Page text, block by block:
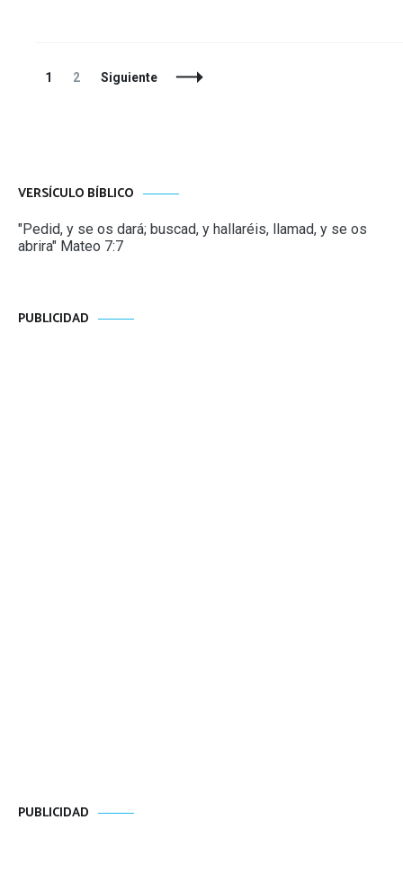
Navegación
Página
1 Página
2 Siguiente
VERSÍCULO BÍBLICO
"Pedid, y se os dará; buscad, y hallaréis, llamad, y se os
abrira" Mateo 7:7
PUBLICIDAD
PUBLICIDAD